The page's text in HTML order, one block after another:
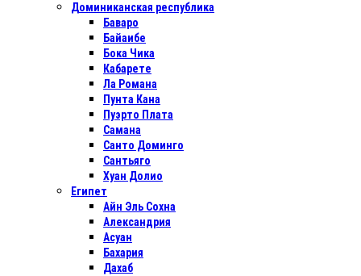
Доминиканская республика
Баваро
Байаибе
Бока Чика
Кабарете
Ла Романа
Пунта Кана
Пуэрто Плата
Самана
Санто Доминго
Сантьяго
Хуан Долио
Египет
Айн Эль Сохна
Александрия
Асуан
Бахария
Дахаб